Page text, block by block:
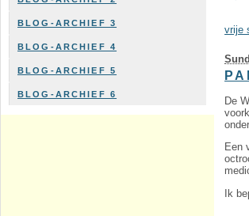
BLOG-ARCHIEF 3
BLOG-ARCHIEF 4
BLOG-ARCHIEF 5
BLOG-ARCHIEF 6
vrije
De
Een
Ik